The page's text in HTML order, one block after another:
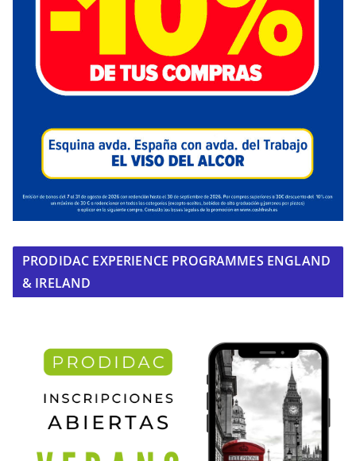
PRODIDAC EXPERIENCE PROGRAMMES ENGLAND
& IRELAND